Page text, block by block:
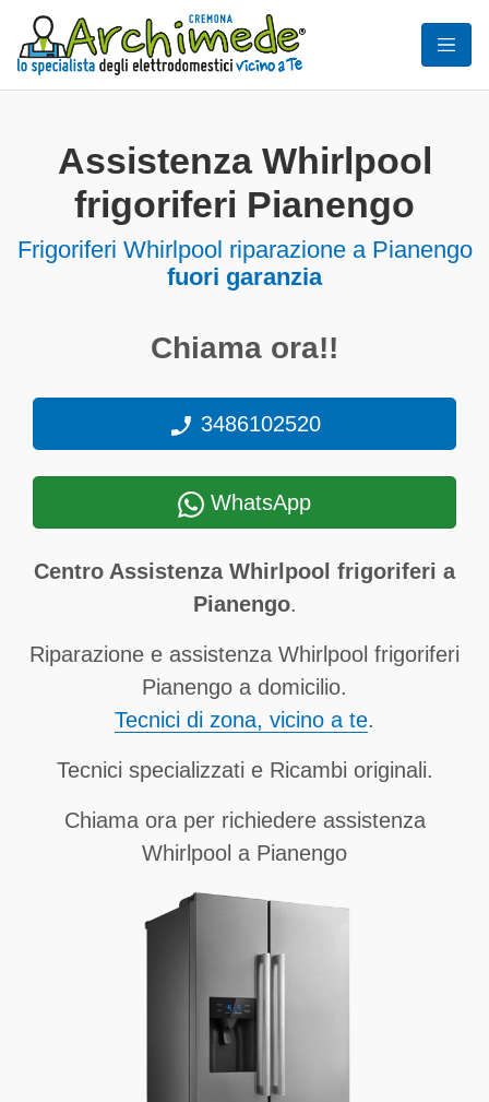
Assistenza Whirlpool
frigoriferi Pianengo
Frigoriferi Whirlpool riparazione a Pianengo
fuori garanzia
Chiama ora!!
3486102520
WhatsApp
Centro Assistenza Whirlpool frigoriferi a
Pianengo.
Riparazione e assistenza Whirlpool frigoriferi
Pianengo a domicilio.
Tecnici di zona, vicino a te.
Tecnici specializzati e Ricambi originali.
Chiama ora per richiedere assistenza
Whirlpool a Pianengo